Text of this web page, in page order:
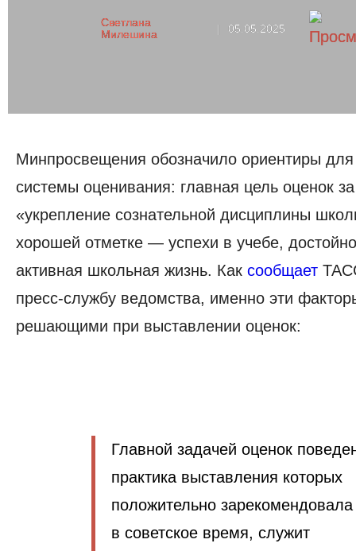
Светлана
Милешина
| 05.05.2025
Минпросвещения обозначило ориентиры
системы оценивания: главная цель оценок
«укрепление сознательной дисциплины
хорошей отметке — успехи в учебе,
активная школьная жизнь. Как сообщает
пресс-службу ведомства, именно эти
решающими при выставлении оценок:
Главной задачей оценок
практика выставления которых
положительно
в советское время, служит